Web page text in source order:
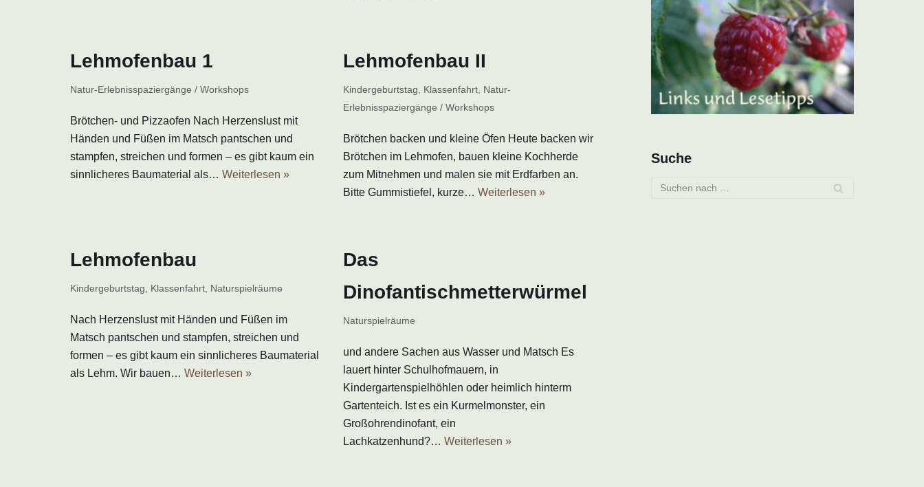
Lehmofenbau 1
Natur-Erlebnisspaziergänge / Workshops
Brötchen- und Pizzaofen Nach Herzenslust mit
Händen und Füßen im Matsch pantschen und
stampfen, streichen und formen – es gibt kaum ein
sinnlicheres Baumaterial als… Weiterlesen »
Lehmofenbau II
Kindergeburtstag, Klassenfahrt, Natur-
Erlebnisspaziergänge / Workshops
Brötchen backen und kleine Öfen Heute backen wir
Brötchen im Lehmofen, bauen kleine Kochherde
zum Mitnehmen und malen sie mit Erdfarben an.
Bitte Gummistiefel, kurze… Weiterlesen »
Lehmofenbau
Kindergeburtstag, Klassenfahrt, Naturspielräume
Nach Herzenslust mit Händen und Füßen im
Matsch pantschen und stampfen, streichen und
formen – es gibt kaum ein sinnlicheres Baumaterial
als Lehm. Wir bauen… Weiterlesen »
Das
Dinofantischmetterwürmel
Naturspielräume
und andere Sachen aus Wasser und Matsch Es
lauert hinter Schulhofmauern, in
Kindergartenspielhöhlen oder heimlich hinterm
Gartenteich. Ist es ein Kurmelmonster, ein
Großohrendinofant, ein
Lachkatzenhund?… Weiterlesen »
Suche